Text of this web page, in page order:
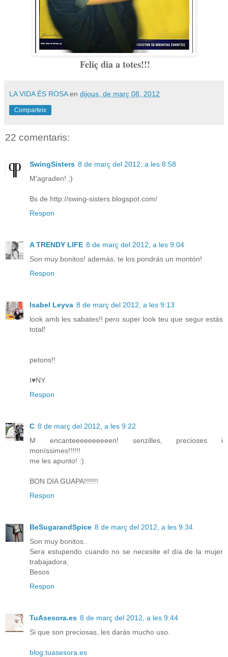
Feliç dia a totes!!!
LA VIDA ÉS ROSA en dijous, de març 08, 2012
Comparteix
22 comentaris:
SwingSisters 8 de març del 2012, a les 8:58
M'agraden! ;)
Bs de http://swing-sisters.blogspot.com/
Respon
A TRENDY LIFE 8 de març del 2012, a les 9:04
Son muy bonitos! además, te los pondrás un montón!
Respon
Isabel Leyva 8 de març del 2012, a les 9:13
look amb les sabates!! pero super look teu que segur estàs
total!
petons!!
I♥NY
Respon
C 8 de març del 2012, a les 9:22
M encanteeeeeeeeeen! senzilles, precioses i
moníssimes!!!!!!
me les apunto! :)
BON DIA GUAPA!!!!!!!
Respon
BeSugarandSpice 8 de març del 2012, a les 9:34
Son muy bonitos..
Sera estupendo cuando no se necesite el día de la mujer
trabajadora.
Besos
Respon
TuAsesora.es 8 de març del 2012, a les 9:44
Si que son preciosas, les darás mucho uso.
blog.tuasesora.es